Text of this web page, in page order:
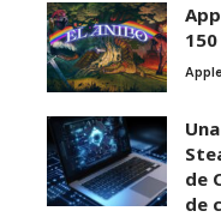
de
de